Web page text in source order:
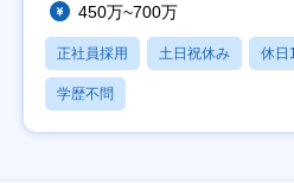
450万~700万
正社員採用 土日祝休み 休日
学歴不問